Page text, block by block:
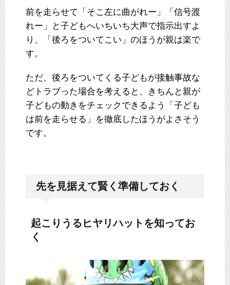
前を走らせて「そこ左に曲がれー」「信号渡
れー」と子どもへいちいち大声で指示出すよ
り、「後ろをついてこい」のほうが親は楽で
す。
ただ、後ろをついてくる子どもが接触事故な
どトラブった場合を考えると、きちんと親が
子どもの動きをチェックできるよう「子ども
は前を走らせる」を徹底したほうがよさそう
です。
先を見据えて賢く準備しておく
起こりうるヒヤリハットを知ってお
く